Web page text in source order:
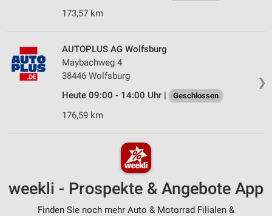
173,57 km
❯
AUTOPLUS AG Wolfsburg
Maybachweg 4
38446 Wolfsburg
Heute 09:00 - 14:00 Uhr |
Geschlossen
176,59 km
weekli - Prospekte & Angebote App
Finden Sie noch mehr Auto & Motorrad Filialen &